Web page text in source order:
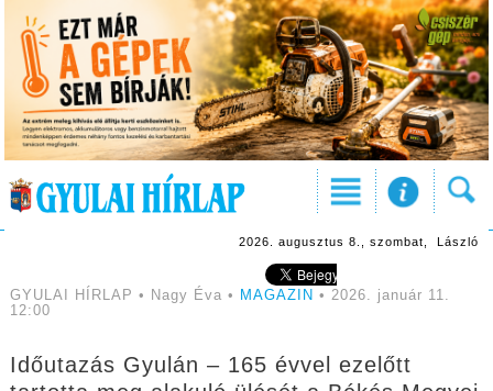
2026. augusztus 8., szombat, László
GYULAI HÍRLAP • Nagy Éva • MAGAZIN • 2026. január 11.
12:00
Időutazás Gyulán – 165 évvel ezelőtt